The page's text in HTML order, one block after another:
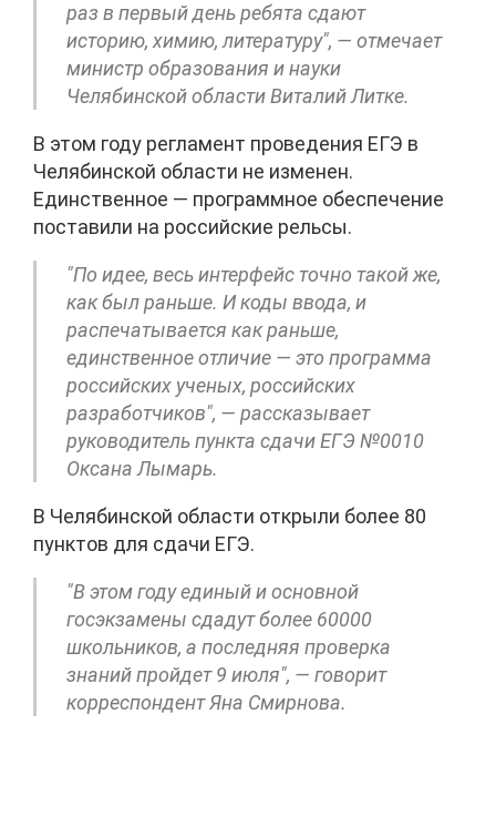
раз в первый день ребята сдают
историю, химию, литературу", — отмечает
министр образования и науки
Челябинской области Виталий Литке.
В этом году регламент проведения ЕГЭ в
Челябинской области не изменен.
Единственное — программное обеспечение
поставили на российские рельсы.
"По идее, весь интерфейс точно такой же,
как был раньше. И коды ввода, и
распечатывается как раньше,
единственное отличие — это программа
российских ученых, российских
разработчиков", — рассказывает
руководитель пункта сдачи ЕГЭ №0010
Оксана Лымарь.
В Челябинской области открыли более 80
пунктов для сдачи ЕГЭ.
"В этом году единый и основной
госэкзамены сдадут более 60000
школьников, а последняя проверка
знаний пройдет 9 июля", — говорит
корреспондент Яна Смирнова.